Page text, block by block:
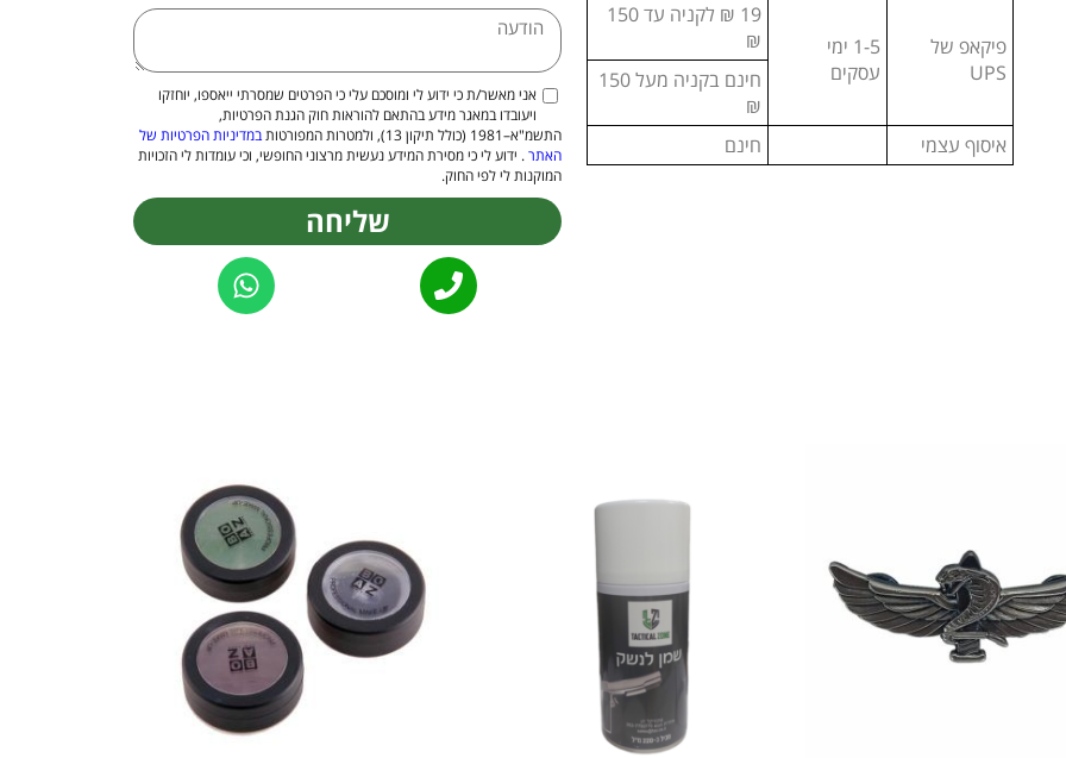
פיקאפ של
UPS
1-5 ימי
עסקים
19 ₪ לקניה עד 150
₪
חינם בקניה מעל 150
₪
איסוף עצמי
חינם
אני מאשר/ת כי ידוע לי ומוסכם עלי כי הפרטים שמסרתי ייאספו, יוחזקו
ויעובדו במאגר מידע בהתאם להוראות חוק הגנת הפרטיות,
התשמ"א–1981 (כולל תיקון 13), ולמטרות המפורטות
במדיניות הפרטיות של
האתר. ידוע לי כי מסירת המידע נעשית מרצוני החופשי, וכי עומדות לי הזכויות
המוקנות לי לפי החוק.
שליחה
Alternative: